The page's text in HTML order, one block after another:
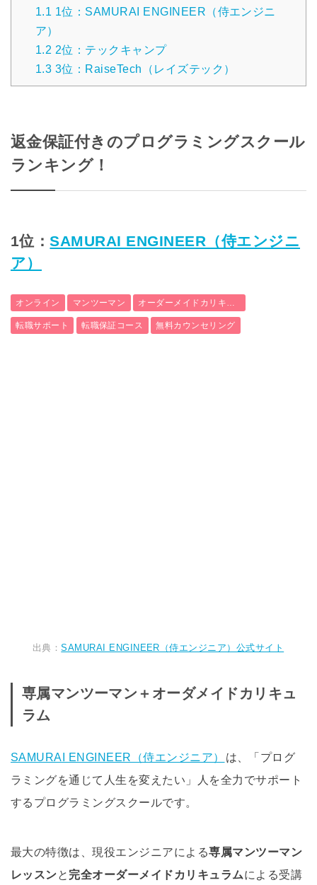
1.1 1位：SAMURAI ENGINEER（侍エンジニ
ア）
1.2 2位：テックキャンプ
1.3 3位：RaiseTech（レイズテック）
返金保証付きのプログラミングスクール
ランキング！
1位：SAMURAI ENGINEER（侍エンジニ
ア）
オンライン マンツーマン オーダーメイドカリキュラム
転職サポート 転職保証コース 無料カウンセリング
出典：SAMURAI ENGINEER（侍エンジニア）公式サイト
専属マンツーマン＋オーダメイドカリキュ
ラム
SAMURAI ENGINEER（侍エンジニア）
は、「プログ
ラミングを通じて人生を変えたい」人を全力でサポート
するプログラミングスクールです。
最大の特徴は、現役エンジニアによる専属マンツーマン
レッスンと 完全オーダーメイドカリキュラムによる受講